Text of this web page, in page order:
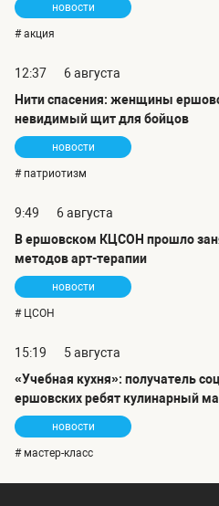
новости
# акция
12:37
6 августа
Нити спасения: женщины
невидимый щит для бойцов
новости
# патриотизм
9:49
6 августа
В ершовском КЦСОН прошло
методов арт-терапии
новости
# ЦСОН
15:19
5 августа
«Учебная кухня»: получатель
ершовских ребят кулинарный
новости
# мастер-класс